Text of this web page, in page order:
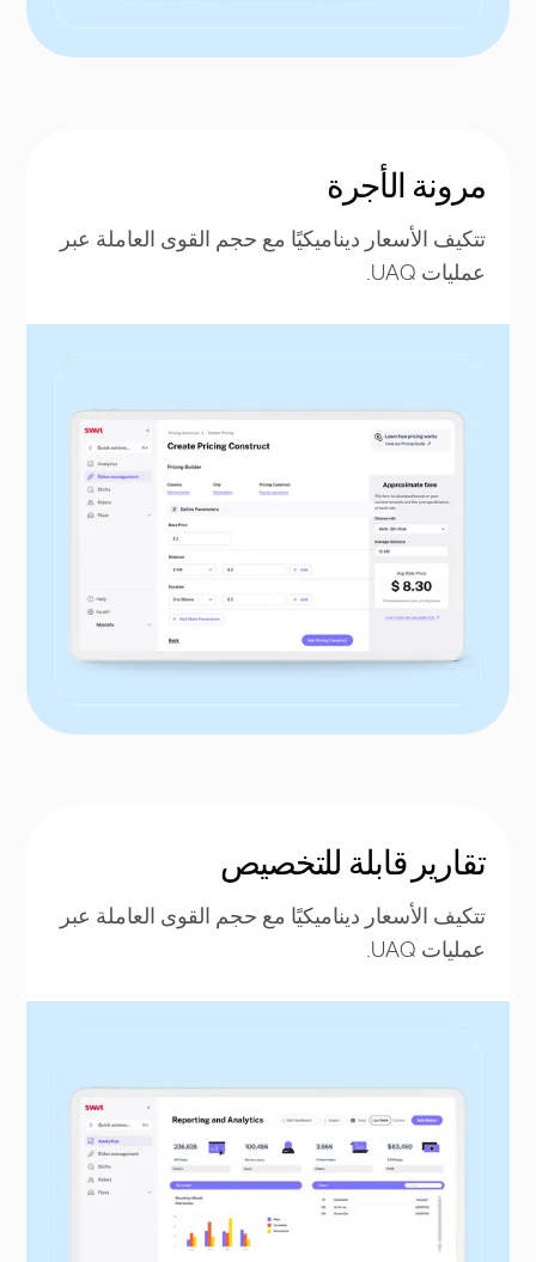
مرونة الأجرة
تتكيف الأسعار ديناميكيًا مع حجم القوى العاملة عبر
عمليات UAQ.
تقارير قابلة للتخصيص
تتكيف الأسعار ديناميكيًا مع حجم القوى العاملة عبر
عمليات UAQ.